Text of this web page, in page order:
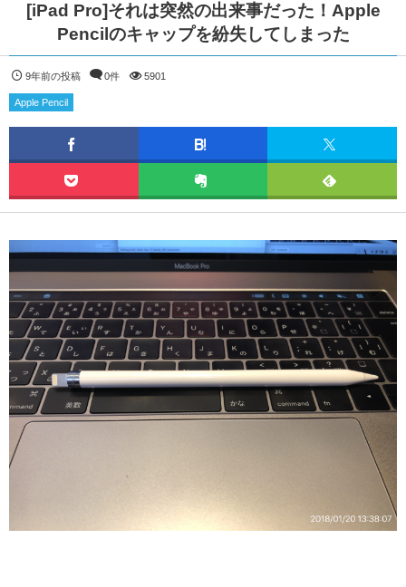
[iPad Pro]それは突然の出来事だった！Apple
Pencilのキャップを紛失してしまった
9年前の投稿 0件 5901
Apple Pencil